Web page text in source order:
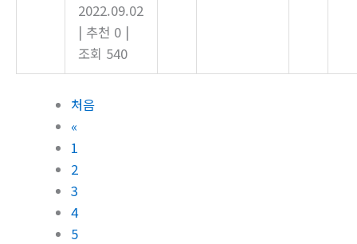
2022.09.02
| 추천 0 |
조회 540
처음
«
1
2
3
4
5